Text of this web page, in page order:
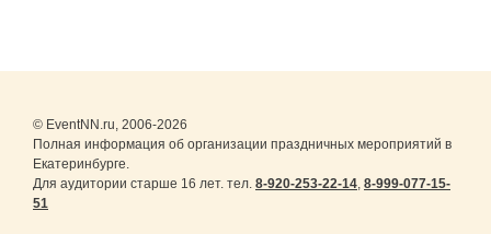
© EventNN.ru, 2006-2026
Полная информация об организации праздничных мероприятий в
Екатеринбурге.
Для аудитории старше 16 лет. тел. 8-920-253-22-14, 8-999-077-15-
51